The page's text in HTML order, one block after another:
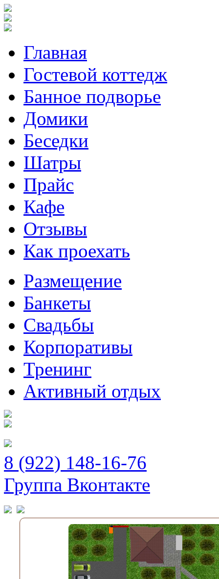
Главная
Гостевой коттедж
Банное подворье
Домики
Беседки
Шатры
Прайс
Кафе
Отзывы
Как проехать
Размещение
Банкеты
Свадьбы
Корпоративы
Тренинг
Активный отдых
8 (922) 148-16-76
Группа Вконтакте